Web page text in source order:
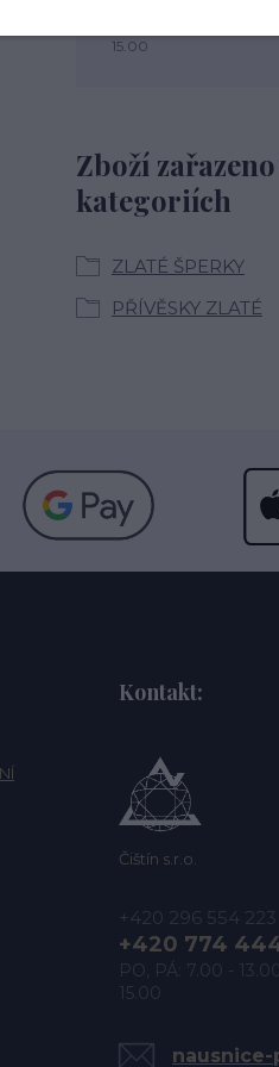
Zboží
kategoriích
ZLATÉ ŠPERKY
PŘÍVĚSKY ZLATÉ
PO, PÁ: 7.00 - 13.00,
15.00
Kontakt:
Čištín s.r.o.
+420 296 554 223
+420 774
PO, PÁ: 7.00 -
15.00